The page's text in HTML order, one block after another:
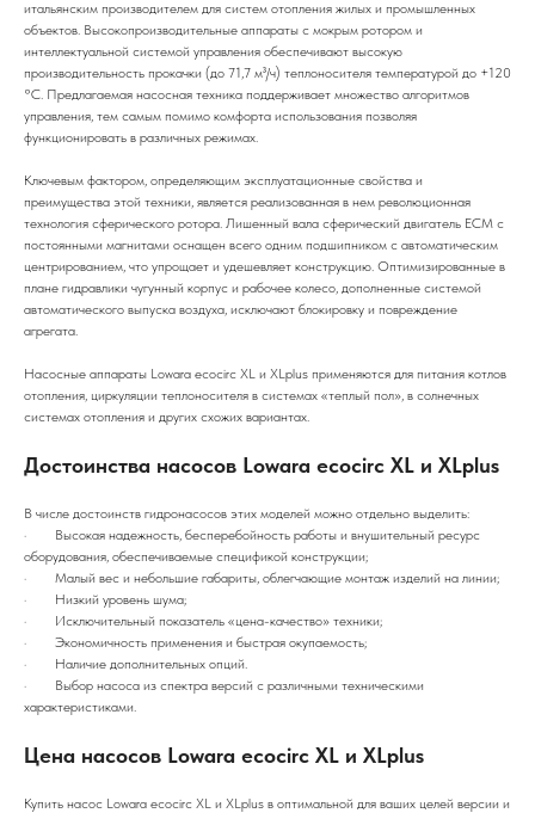
итальянским производителем для систем отопления жилых и промышленных
объектов. Высокопроизводительные аппараты с мокрым ротором и
интеллектуальной системой управления обеспечивают высокую
производительность прокачки (до 71,7 м³/ч) теплоносителя температурой до +120
°C. Предлагаемая насосная техника поддерживает множество алгоритмов
управления, тем самым помимо комфорта использования позволяя
функционировать в различных режимах.
Ключевым фактором, определяющим эксплуатационные свойства и
преимущества этой техники, является реализованная в нем революционная
технология сферического ротора. Лишенный вала сферический двигатель ECM с
постоянными магнитами оснащен всего одним подшипником с автоматическим
центрированием, что упрощает и удешевляет конструкцию. Оптимизированные в
плане гидравлики чугунный корпус и рабочее колесо, дополненные системой
автоматического выпуска воздуха, исключают блокировку и повреждение
агрегата.
Насосные аппараты Lowara ecocirc XL и XLplus применяются для питания котлов
отопления, циркуляции теплоносителя в системах «теплый пол», в солнечных
системах отопления и других схожих вариантах.
Достоинства насосов Lowara ecocirc XL и XLplus
В числе достоинств гидронасосов этих моделей можно отдельно выделить:
· Высокая надежность, бесперебойность работы и внушительный ресурс
оборудования, обеспечиваемые спецификой конструкции;
· Малый вес и небольшие габариты, облегчающие монтаж изделий на линии;
· Низкий уровень шума;
· Исключительный показатель «цена-качество» техники;
· Экономичность применения и быстрая окупаемость;
· Наличие дополнительных опций.
· Выбор насоса из спектра версий с различными техническими
характеристиками.
Цена насосов Lowara ecocirc XL и XLplus
Купить насос Lowara ecocirc XL и XLplus в оптимальной для ваших целей версии и